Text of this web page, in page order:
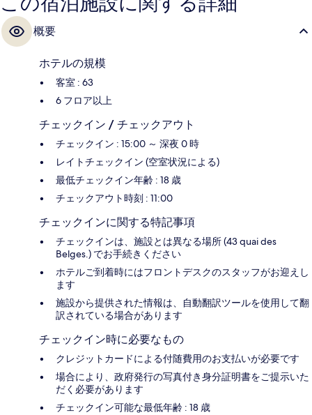
概要
ホテルの規模
客室 : 63
6 フロア以上
チェックイン / チェックアウト
チェックイン : 15:00 ～ 深夜 0 時
レイトチェックイン (空室状況による)
最低チェックイン年齢 : 18 歳
チェックアウト時刻 : 11:00
チェックインに関する特記事項
チェックインは、施設とは異なる場所 (43 quai des
Belges.) でお手続きください
ホテルご到着時にはフロントデスクのスタッフがお迎えし
ます
施設から提供された情報は、自動翻訳ツールを使用して翻
訳されている場合があります
チェックイン時に必要なもの
クレジットカードによる付随費用のお支払いが必要です
場合により、政府発行の写真付き身分証明書をご提示いた
だく必要があります
チェックイン可能な最低年齢 : 18 歳